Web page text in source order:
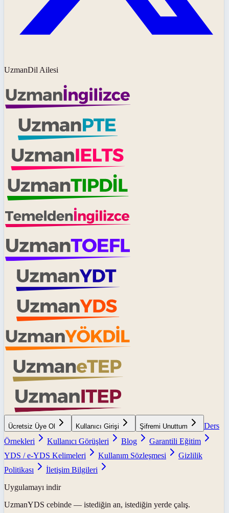
UzmanDil Ailesi
Ücretsiz Üye Ol Kullanıcı Girişi Şifremi Unuttum
Ders
Örnekleri
Kullanıcı Görüşleri Blog
Garantili Eğitim
YDS / e-YDS Kelimeleri
Kullanım Sözleşmesi
Gizlilik
Politikası
İletişim Bilgileri
Uygulamayı indir
UzmanYDS cebinde — istediğin an, istediğin yerde çalış.